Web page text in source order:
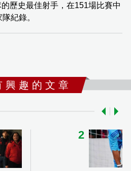
歷史最佳射手，在151場比賽中
紀錄。
興 趣 的 文 章